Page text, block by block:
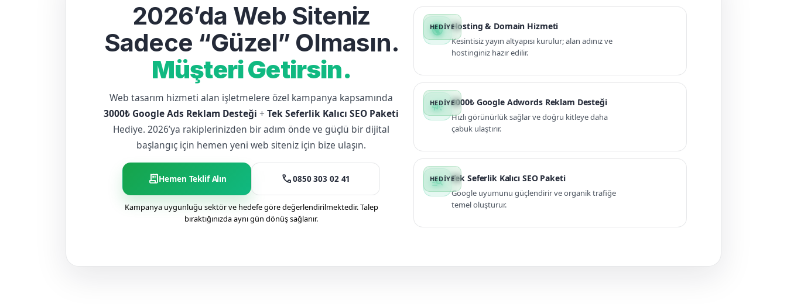
2026’da Web Siteniz
Sadece “Güzel” Olmasın.
Müşteri Getirsin.
Web tasarım hizmeti alan işletmelere özel kampanya kapsamında
3000₺ Google Ads Reklam Desteği +Tek Seferlik Kalıcı SEO Paketi
Hediye. 2026’ya rakiplerinizden bir adım önde ve güçlü bir dijital
başlangıç için hemen yeni web siteniz için bize ulaşın.
receipt_longHemen Teklif Alın call0850 303 02 41
Kampanya uygunluğu sektör ve hedefe göre değerlendirilmektedir. Talep
bıraktığınızda aynı gün dönüş sağlanır.
public Hosting & Domain Hizmeti
Kesintisiz yayın altyapısı kurulur; alan adınız ve
hostinginiz hazır edilir.
campaign 3000₺ Google Adwords Reklam Desteği
Hızlı görünürlük sağlar ve doğru kitleye daha
çabuk ulaştırır.
manage_search Tek Seferlik Kalıcı SEO Paketi
Google uyumunu güçlendirir ve organik trafiğe
temel oluşturur.